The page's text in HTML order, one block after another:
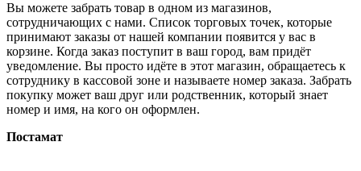
Вы можете забрать товар в одном из магазинов,
сотрудничающих с нами. Список торговых точек, которые
принимают заказы от нашей компании появится у вас в
корзине. Когда заказ поступит в ваш город, вам придёт
уведомление. Вы просто идёте в этот магазин, обращаетесь к
сотруднику в кассовой зоне и называете номер заказа. Забрать
покупку может ваш друг или родственник, который знает
номер и имя, на кого он оформлен.
Постамат